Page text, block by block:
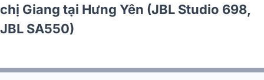
anh Chu tại Hà Nội (JBL Studio 698, JBL
SA550, CXN100, JBL Studio 660P)